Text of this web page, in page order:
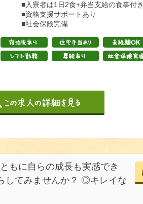
■入寮者は1日2食+弁当支給の食事付き
■資格支援サポートあり
■社会保険完備
もに自らの成長も実感でき
してみませんか？ ◎キレイな